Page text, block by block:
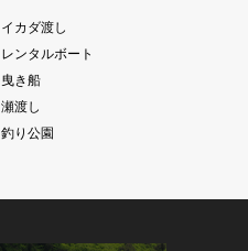
イカダ渡し
レンタルボート
曳き船
瀬渡し
釣り公園